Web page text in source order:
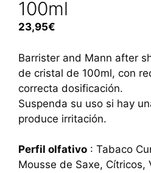
100ml
23,95€
Barrister and Mann after
de cristal de 100ml, con
correcta dosificación.
Suspenda su uso si hay
produce irritación.
Perfil olfativo : Tabaco
Mousse de Saxe, Cítricos,